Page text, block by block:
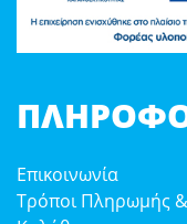
Επικοινωνία
Τρόποι Πληρωμής